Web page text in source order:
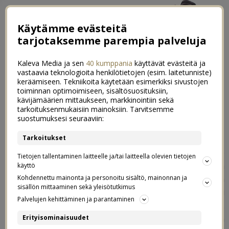
Terassi pikkuhiljaa kesäkuntoon
Tälle viikolle on luvattu jo niin upeaa säätä, että me
haluttiin vihdoinkin laittaa piha kesäkuntoon. Oltiin
aloiteltu jo aiemmin siivoamalla pihaa ja laittamalla
paviljonki kankaineen jo valmiiksi. Nyt laitettiin kaikki
loputkin jutut kuntoon ja päätettiin pihan järjestyksestä.
Meillä oli viime kesänä pihalla aurinkovuode sekä neljän
Käytämme evästeitä
tarjotaksemme parempia palveluja
Kaleva Media ja sen 40 kumppania käyttävät evästeitä ja
vastaavia teknologioita henkilötietojen (esim. laitetunniste)
keräämiseen. Tekniikoita käytetään esimerkiksi sivustojen
toiminnan optimoimiseen, sisältösuosituksiin,
kävijämäärien mittaukseen, markkinointiin sekä
tarkoituksenmukaisiin mainoksiin. Tarvitsemme
suostumuksesi seuraaviin:
Tarkoitukset
Tietojen tallentaminen laitteelle ja/tai laitteella olevien tietojen
käyttö
Kohdennettu mainonta ja personoitu sisältö, mainonnan ja
sisällön mittaaminen sekä yleisötutkimus
Palvelujen kehittäminen ja parantaminen
Erityisominaisuudet